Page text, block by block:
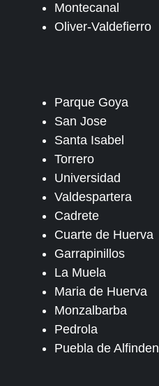
Montecanal
Oliver-Valdefierro
Parque Goya
San Jose
Santa Isabel
Torrero
Universidad
Valdespartera
Cadrete
Cuarte de Huerva
Garrapinillos
La Muela
Maria de Huerva
Monzalbarba
Pedrola
Puebla de Alfinden